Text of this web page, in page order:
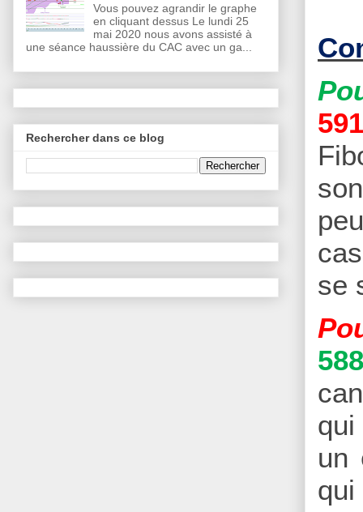
se
qui
un
qui
Vous pouvez agrandir le graphe
en cliquant dessus Le lundi 25
mai 2020 nous avons assisté à
une séance haussière du CAC avec un ga...
Rechercher dans ce blog